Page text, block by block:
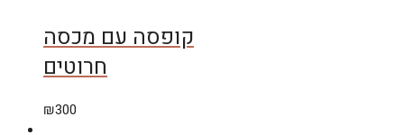
קופסה עם מכסה
חרוטים
₪300